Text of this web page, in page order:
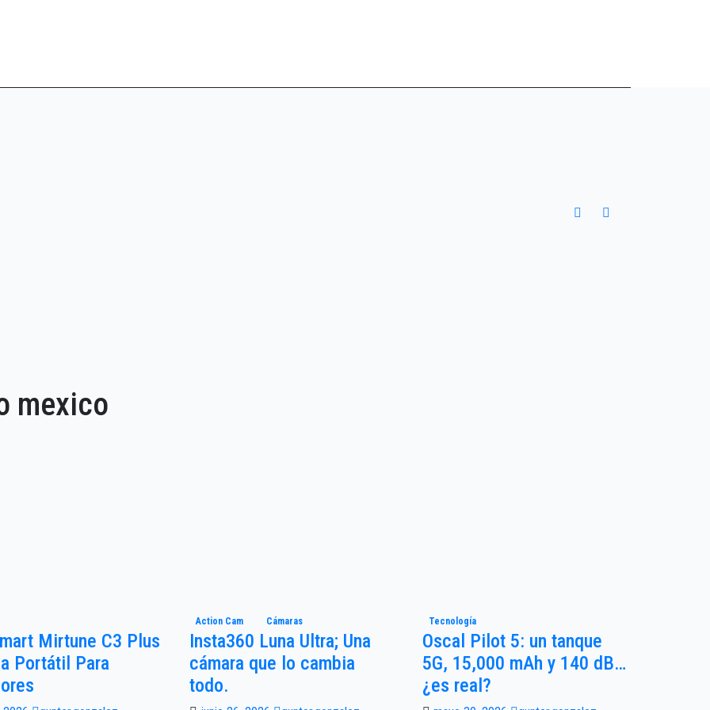
mexico
Mirtune C3 Plus
Portátil Para
Action Cam Cámaras
Insta360 Luna Ultra; Una
cámara que lo cambia
todo.
Tecnología
Oscal Pilot 5: un tanque
5G, 15,000 mAh y 140 dB…
¿es real?